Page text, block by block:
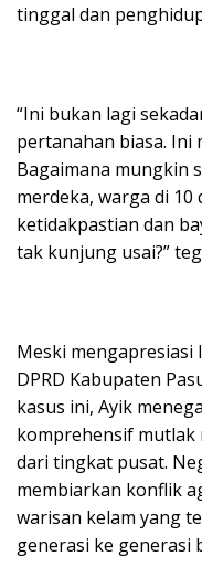
tinggal dan
“Ini bukan lagi
pertanahan biasa. Ini
Bagaimana mungkin
merdeka, warga di
ketidakpastian dan
tak kunjung usai?”
Meski
DPRD Kabupaten
kasus ini, Ayik
komprehensif
dari tingkat pusat.
membiarkan konflik
warisan kelam yang
generasi ke generasi